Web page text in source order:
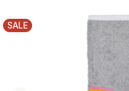
RABATT
SALE